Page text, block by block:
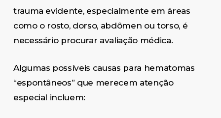
trauma evidente, especialmente em áreas
como o rosto, dorso, abdômen ou torso, é
necessário procurar avaliação médica.
Algumas possíveis causas para hematomas
“espontâneos” que merecem atenção
especial incluem: